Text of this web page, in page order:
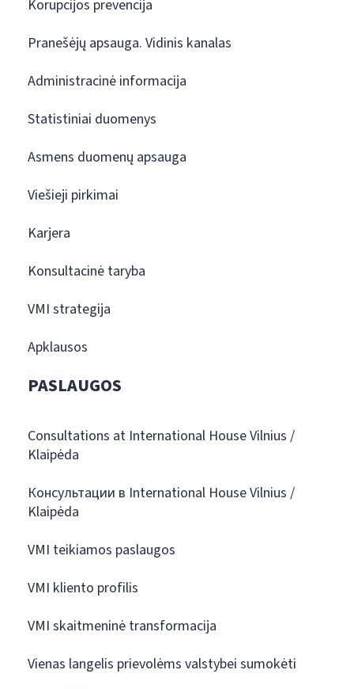
Korupcijos prevencija
Pranešėjų apsauga. Vidinis kanalas
Administracinė informacija
Statistiniai duomenys
Asmens duomenų apsauga
Viešieji pirkimai
Karjera
Konsultacinė taryba
VMI strategija
Apklausos
PASLAUGOS
Consultations at International House Vilnius /
Klaipėda
Консультации в International House Vilnius /
Klaipėda
VMI teikiamos paslaugos
VMI kliento profilis
VMI skaitmeninė transformacija
Vienas langelis prievolėms valstybei sumokėti